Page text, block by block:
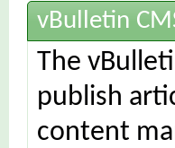
vBulletin
The
publish
content